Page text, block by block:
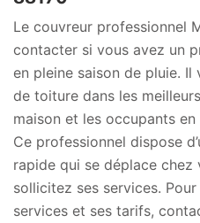
Le couvreur professionnel
contacter si vous avez un
en pleine saison de pluie.
de toiture dans les
maison et les occupants
Ce professionnel dispose
rapide qui se déplace chez
sollicitez ses services.
services et ses tarifs,